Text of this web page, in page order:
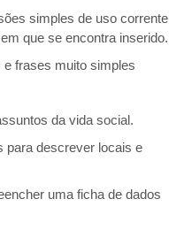
simples de uso corrente
que se encontra inserido.
frases muito simples
da vida social.
para descrever locais e
uma ficha de dados